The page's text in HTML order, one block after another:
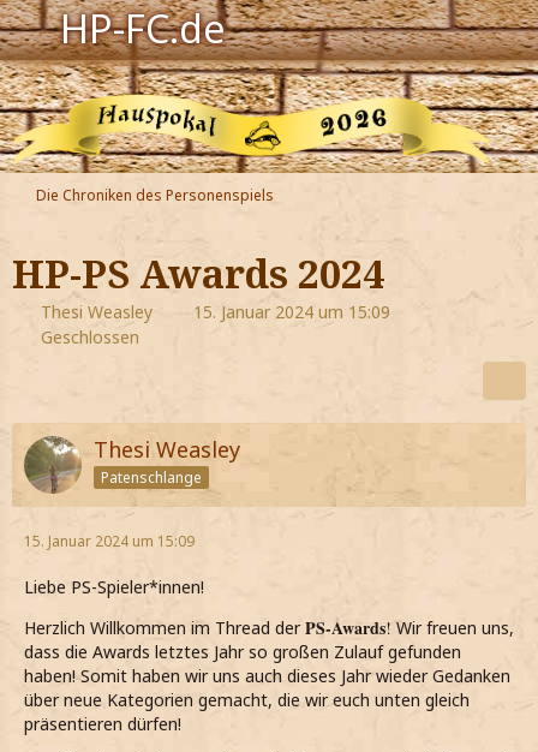
HP-FC.de
Navigation
Harry Potter
Der HP-FC
Hogwarts
Zauberwelt
Willkommen
Jetzt Fanclub-Mitglied werden!
Die Chroniken des Personenspiels
HP-PS Awards 2024
Thesi Weasley
15. Januar 2024 um 15:09
Geschlossen
Thesi Weasley
Patenschlange
15. Januar 2024 um 15:09
Liebe PS-Spieler*innen!
Herzlich Willkommen im Thread der PS-Awards!Wir freuen uns,
dass die Awards letztes Jahr so großen Zulauf gefunden
haben! Somit haben wir uns auch dieses Jahr wieder Gedanken
über neue Kategorien gemacht, die wir euch unten gleich
präsentieren dürfen!